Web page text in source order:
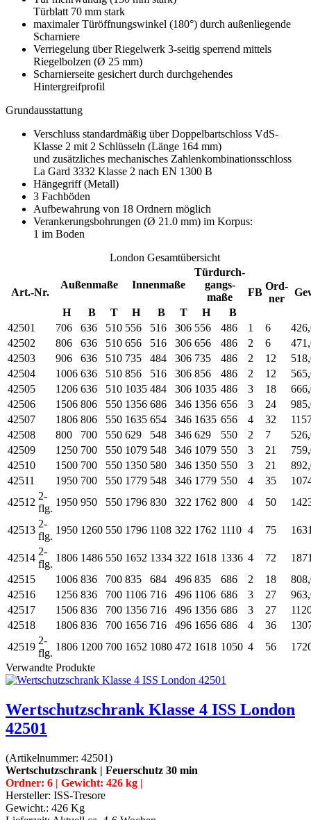
Türblatt 70 mm stark
maximaler Türöffnungswinkel (180°) durch außenliegende
Scharniere
Verriegelung über Riegelwerk 3-seitig sperrend mittels
Riegelbolzen (Ø 25 mm)
Scharnierseite gesichert durch durchgehendes
Hintergreifprofil
Grundausstattung
Verschluss standardmäßig über Doppelbartschloss VdS-
Klasse 2 mit 2 Schlüsseln (Länge 164 mm)
und zusätzliches mechanisches Zahlenkombinationsschloss
La Gard 3332 Klasse 2 nach EN 1300 B
Hängegriff (Metall)
3 Fachböden
Aufbewahrung von 18 Ordnern möglich
Verankerungsbohrungen (Ø 21.0 mm) im Korpus:
1 im Boden
London Gesamtübersicht
Art.-Nr.
Außenmaße Innenmaße
Türdurch-
gangs-
maße
FB
Ord-
ner
H
B T H B T H
B
42501
706 636 510 556 516 306 556 486 1 6
42502
806 636 510 656 516 306 656 486 2 6
42503
906 636 510 735 484 306 735 486 2 12
42504
1006 636 510 856 516 306 856 486 2 12
42505
1206 636 510 1035 484 306 1035 486 3 18
42506
1506 806 550 1356 686 346 1356 656 3 24
42507
1806 806 550 1635 654 346 1635 656 4 32
42508
800 700 550 629 548 346 629 550 2 7
42509
1250 700 550 1079 548 346 1079 550 3 21
42510
1500 700 550 1350 580 346 1350 550 3 21
42511
1950 700 550 1779 548 346 1779 550 4 35
42512
2-
flg.
1950 950 550 1796 830 322 1762 800 4 50
42513
2-
flg.
1950 1260 550 1796 1108 322 1762 1110 4 75
42514
2-
flg.
1806 1486 550 1652 1334 322 1618 1336 4 72
42515
1006 836 700 835 684 496 835 686 2 18
42516
1256 836 700 1106 716 496 1106 686 3 27
42517
1506 836 700 1356 716 496 1356 686 3 27
42518
1806 836 700 1656 716 496 1656 686 4 36
42519
2-
flg.
1806 1200 700 1652 1080 472 1618 1050 4 56
Verwandte Produkte
Wertschutzschrank Klasse 4 ISS London
42501
(Artikelnummer: 42501)
Wertschutzschrank | Feuerschutz 30 min
Ordner: 6 | Gewicht: 426 kg |
Hersteller: ISS-Tresore
Gewicht.: 426 Kg